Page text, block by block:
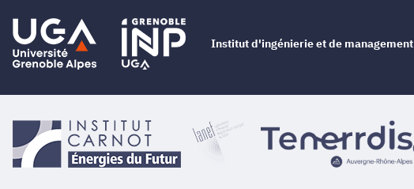
Institut d'ingénierie et de management